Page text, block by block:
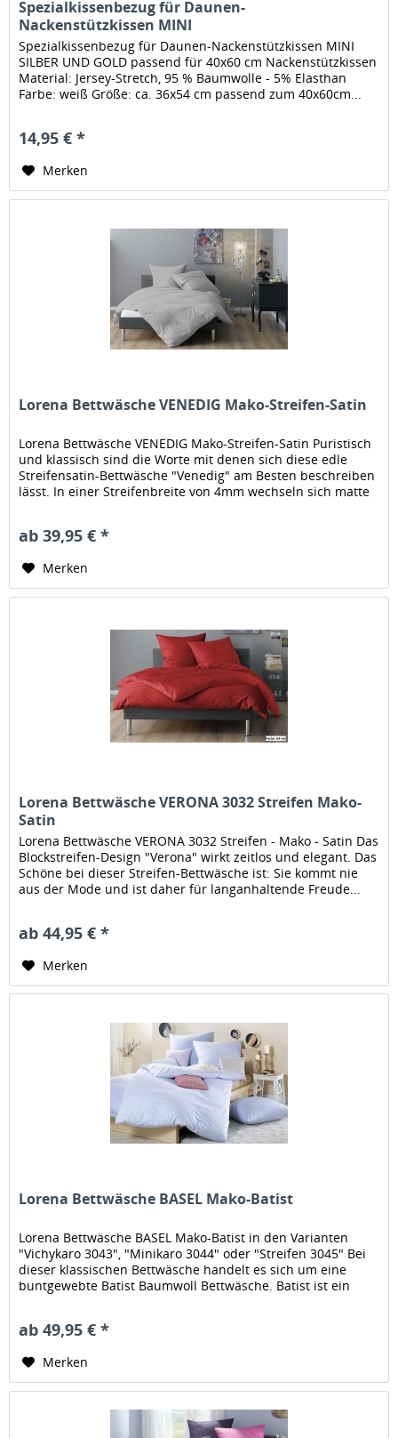
Spezialkissenbezug für Daunen-
Nackenstützkissen MINI
Spezialkissenbezug für Daunen-Nackenstützkissen MINI
SILBER UND GOLD passend für 40x60 cm Nackenstützkissen
Material: Jersey-Stretch, 95 % Baumwolle - 5% Elasthan
Farbe: weiß Größe: ca. 36x54 cm passend zum 40x60cm...
14,95 € *
Merken
Lorena Bettwäsche VENEDIG Mako-Streifen-Satin
Lorena Bettwäsche VENEDIG Mako-Streifen-Satin Puristisch
und klassisch sind die Worte mit denen sich diese edle
Streifensatin-Bettwäsche "Venedig" am Besten beschreiben
lässt. In einer Streifenbreite von 4mm wechseln sich matte
ab 39,95 € *
Merken
Lorena Bettwäsche VERONA 3032 Streifen Mako-
Satin
Lorena Bettwäsche VERONA 3032 Streifen - Mako - Satin Das
Blockstreifen-Design "Verona" wirkt zeitlos und elegant. Das
Schöne bei dieser Streifen-Bettwäsche ist: Sie kommt nie
aus der Mode und ist daher für langanhaltende Freude...
ab 44,95 € *
Merken
Lorena Bettwäsche BASEL Mako-Batist
Lorena Bettwäsche BASEL Mako-Batist in den Varianten
"Vichykaro 3043", "Minikaro 3044" oder "Streifen 3045" Bei
dieser klassischen Bettwäsche handelt es sich um eine
buntgewebte Batist Baumwoll Bettwäsche. Batist ist ein
ab 49,95 € *
Merken